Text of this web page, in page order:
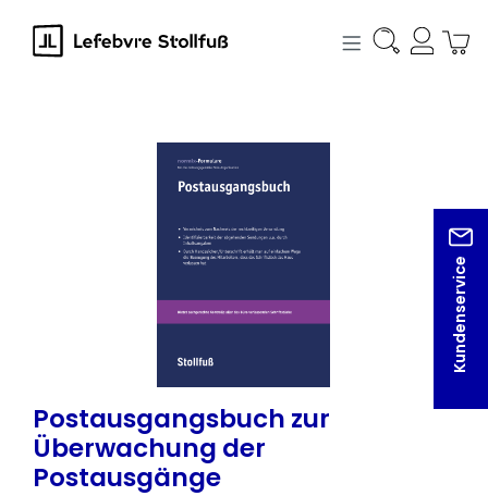
springen
Kundenservice
Postausgangsbuch zur
Überwachung der
Postausgänge